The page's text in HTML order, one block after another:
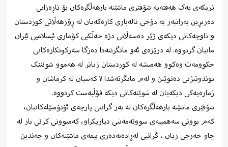
نزیکەی یەک هەفتەیە شۆفێری ماشێنە بارهەڵگرەکان بۆ ناڕەزایی
دەربڕین بەرانبەر بە دۆخی نالەباری کارەکەیان لە ڕۆژهەڵاتی کوردستان
و ناوچەکانی دیکەی ژێر دەسەڵاتی دژە خەڵکیی کۆماری ئیسلامیی ئێران
مانیان گرتووە. لە درێژەی ئەو مانگرتنەدا دەزگا سەرکوتکارەکانی
حکوومەت وەکوو هەمیشە لە کوردستان زیاتر لە هەموو شوێنێک
توندوتیژیی دەنوێنن و لەم مانگرتەشدا ١١ کەسیان لە کرماشان و
ژمارەیەکی دیکەیان لە شوێنەکانی دیکە قۆڵبەست کردووە.
شۆفێری ماشێنە بارهەڵگرەکان لە بەر گرانیی پارچەی ئۆتۆمبێلەکانیان،
کەم بوونی سەهمییەی سووتەمەنیی دیاریکراو، کەمبوونی کرێی بار لە
چاو خەرجی ژیان ، گرانیی لەڕادەبەدەری بیمەی ماشێنەکان و چەندین